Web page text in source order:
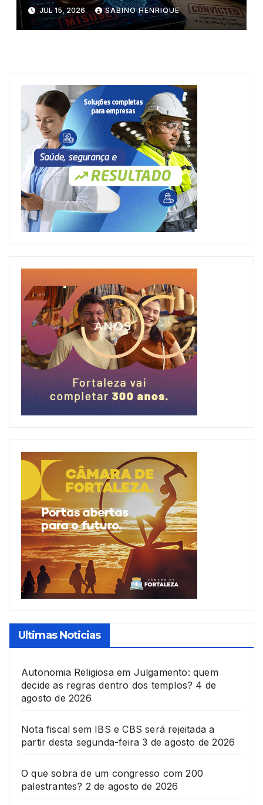
JUL 15, 2026 SABINO HENRIQUE
Ultimas Noticias
Autonomia Religiosa em Julgamento: quem
decide as regras dentro dos templos? 4 de
agosto de 2026
Nota fiscal sem IBS e CBS será rejeitada a
partir desta segunda-feira 3 de agosto de 2026
O que sobra de um congresso com 200
palestrantes? 2 de agosto de 2026